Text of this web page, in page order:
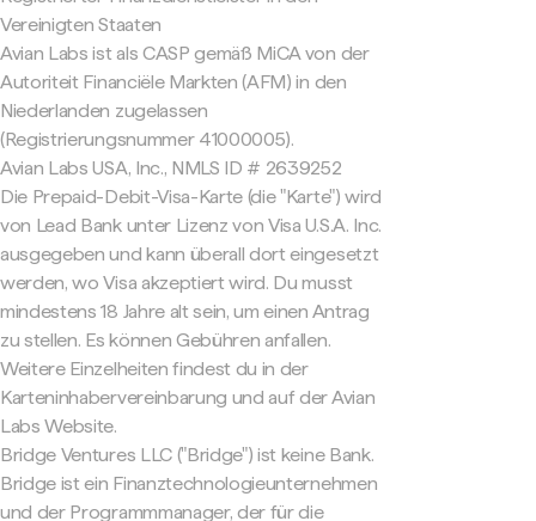
Vereinigten Staaten
Avian Labs ist als CASP gemäß MiCA von der
Autoriteit Financiële Markten (AFM) in den
Niederlanden zugelassen
(Registrierungsnummer 41000005).
Avian Labs USA, Inc., NMLS ID # 2639252
Die Prepaid-Debit-Visa-Karte (die "Karte") wird
von Lead Bank unter Lizenz von Visa U.S.A. Inc.
ausgegeben und kann überall dort eingesetzt
werden, wo Visa akzeptiert wird. Du musst
mindestens 18 Jahre alt sein, um einen Antrag
zu stellen. Es können Gebühren anfallen.
Weitere Einzelheiten findest du in der
Karteninhabervereinbarung und auf der Avian
Labs Website.
Bridge Ventures LLC ("Bridge") ist keine Bank.
Bridge ist ein Finanztechnologieunternehmen
und der Programmmanager, der für die